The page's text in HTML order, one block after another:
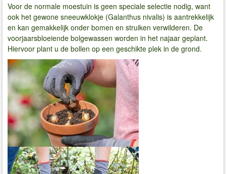
Voor de normale moestuin is geen speciale selectie nodig, want
ook het gewone sneeuwklokje (Galanthus nivalis) is aantrekkelijk
en kan gemakkelijk onder bomen en struiken verwilderen. De
voorjaarsbloeiende bolgewassen worden in het najaar geplant.
Hiervoor plant u de bollen op een geschikte plek in de grond.